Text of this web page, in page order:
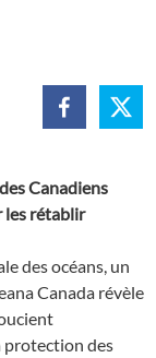
Canadiens
les rétablir
des océans, un
Canada révèle
protection des